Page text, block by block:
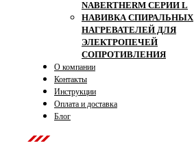
NABERTHERM СЕРИИ L
НАВИВКА СПИРАЛЬНЫХ
НАГРЕВАТЕЛЕЙ ДЛЯ
ЭЛЕКТРОПЕЧЕЙ
СОПРОТИВЛЕНИЯ
О компании
Контакты
Инструкции
Оплата и доставка
Блог